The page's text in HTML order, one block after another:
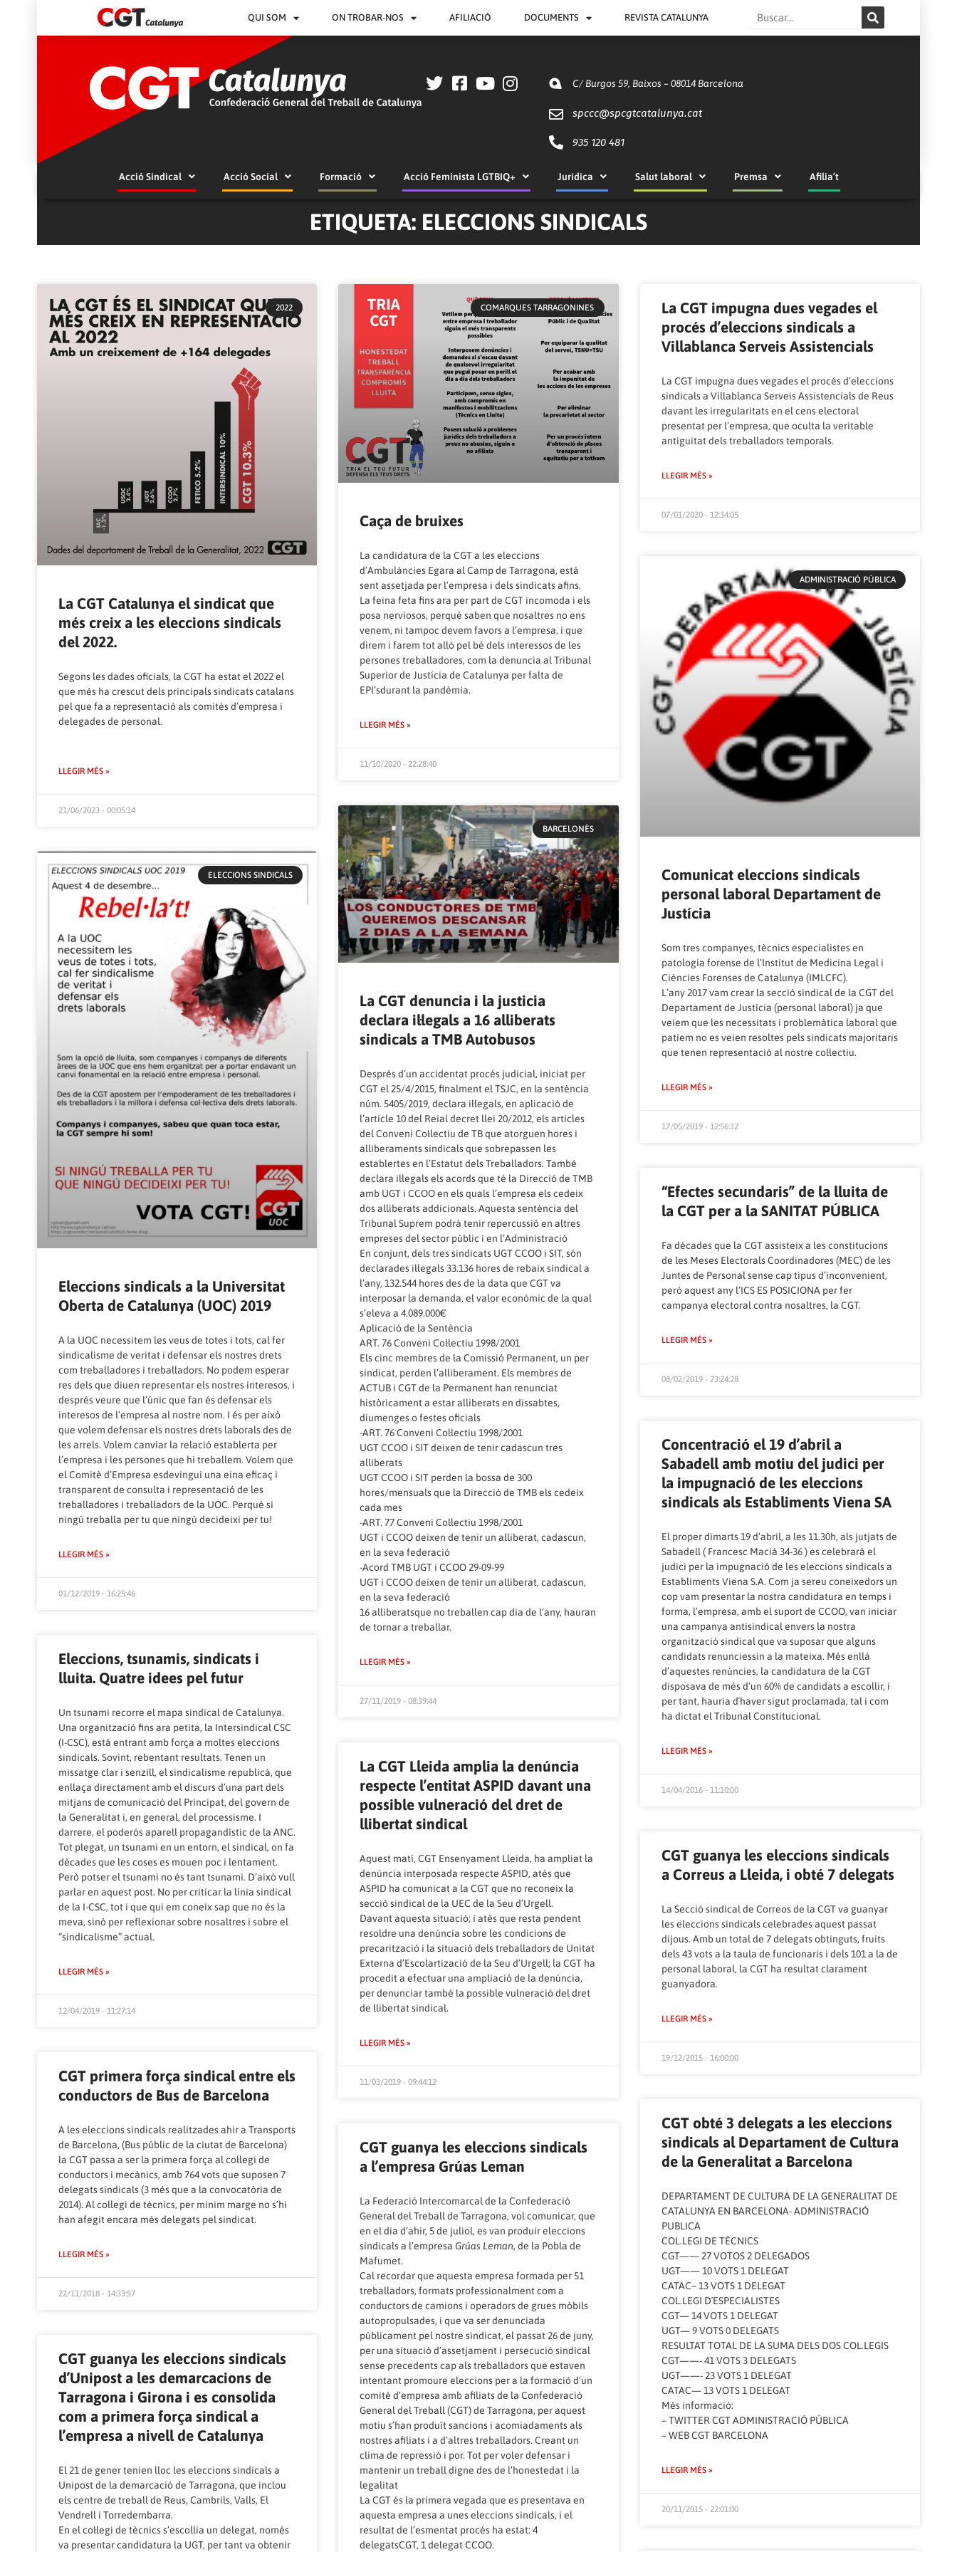
QUI SOM ON TROBAR-NOS AFILIACIÓ DOCUMENTS REVISTA CATALUNYA Search
C/ Burgos 59, Baixos – 08014 Barcelona
spccc@spcgtcatalunya.cat
935 120 481
Acció Sindical Acció Social Formació Acció Feminista LGTBIQ+ Jurídica Salut laboral Premsa Afilia’t
ETIQUETA: ELECCIONS SINDICALS
2022
La CGT Catalunya el sindicat que
més creix a les eleccions sindicals
del 2022.
Segons les dades oficials, la CGT ha estat el 2022 el
que més ha crescut dels principals sindicats catalans
pel que fa a representació als comitès d’empresa i
delegades de personal.
LLEGIR MÉS »
21/06/2023 - 00:05:14
COMARQUES TARRAGONINES
Caça de bruixes
La candidatura de la CGT a les eleccions
d’Ambulàncies Egara al Camp de Tarragona, està
sent assetjada per l’empresa i dels sindicats afins.
La feina feta fins ara per part de CGT incomoda i els
posa nerviosos, perquè saben que nosaltres no ens
venem, ni tampoc devem favors a l’empresa, i que
direm i farem tot allò pel bé dels interessos de les
persones treballadores, com la denuncia al Tribunal
Superior de Justícia de Catalunya per falta de
EPI’sdurant la pandèmia.
LLEGIR MÉS »
11/10/2020 - 22:28:40
La CGT impugna dues vegades el
procés d’eleccions sindicals a
Villablanca Serveis Assistencials
La CGT impugna dues vegades el procés d’eleccions
sindicals a Villablanca Serveis Assistencials de Reus
davant les irregularitats en el cens electoral
presentat per l’empresa, que oculta la veritable
antiguitat dels treballadors temporals.
LLEGIR MÉS »
07/01/2020 - 12:34:05
ELECCIONS SINDICALS
Eleccions sindicals a la Universitat
Oberta de Catalunya (UOC) 2019
A la UOC necessitem les veus de totes i tots, cal fer
sindicalisme de veritat i defensar els nostres drets
com treballadores i treballadors. No podem esperar
res dels que diuen representar els nostres interesos, i
després veure que l’únic que fan és defensar els
interesos de l’empresa al nostre nom. I és per això
que volem defensar els nostres drets laborals des de
les arrels. Volem canviar la relació establerta per
l’empresa i les persones que hi treballem. Volem que
el Comitè d’Empresa esdevingui una eina eficaç i
transparent de consulta i representació de les
treballadores i treballadors de la UOC. Perquè si
ningú treballa per tu que ningú decideixi per tu!
LLEGIR MÉS »
01/12/2019 - 16:25:46
BARCELONÈS
La CGT denuncia i la justicia
declara il·legals a 16 alliberats
sindicals a TMB Autobusos
Després d’un accidentat procés judicial, iniciat per
CGT el 25/4/2015, finalment el TSJC, en la sentència
núm. 5405/2019, declara il·legals, en aplicació de
l’article 10 del Reial decret llei 20/2012, els articles
del Conveni Col·lectiu de TB que atorguen hores i
alliberaments sindicals que sobrepassen les
establertes en l’Estatut dels Treballadors. També
declara il·legals els acords que té la Direcció de TMB
amb UGT i CCOO en els quals l’empresa els cedeix
dos alliberats addicionals. Aquesta sentència del
Tribunal Suprem podrà tenir repercussió en altres
empreses del sector públic i en l’Administració
En conjunt, dels tres sindicats UGT CCOO i SIT, són
declarades il·legals 33.136 hores de rebaix sindical a
l’any, 132.544 hores des de la data que CGT va
interposar la demanda, el valor econòmic de la qual
s’eleva a 4.089.000€
Aplicació de la Sentència
ART. 76 Conveni Col·lectiu 1998/2001
Els cinc membres de la Comissió Permanent, un per
sindicat, perden l’alliberament. Els membres de
ACTUB i CGT de la Permanent han renunciat
històricament a estar alliberats en dissabtes,
diumenges o festes oficials
-ART. 76 Conveni Col·lectiu 1998/2001
UGT CCOO i SIT deixen de tenir cadascun tres
alliberats
UGT CCOO i SIT perden la bossa de 300
hores/mensuals que la Direcció de TMB els cedeix
cada mes
-ART. 77 Conveni Col·lectiu 1998/2001
UGT i CCOO deixen de tenir un alliberat, cadascun,
en la seva federació
-Acord TMB UGT i CCOO 29-09-99
UGT i CCOO deixen de tenir un alliberat, cadascun,
en la seva federació
16 alliberatsque no treballen cap dia de l’any, hauran
de tornar a treballar.
LLEGIR MÉS »
27/11/2019 - 08:39:44
ADMINISTRACIÓ PÚBLICA
Comunicat eleccions sindicals
personal laboral Departament de
Justícia
Som tres companyes, tècnics especialistes en
patologia forense de l’Institut de Medicina Legal i
Ciències Forenses de Catalunya (IMLCFC).
L’any 2017 vam crear la secció sindical de la CGT del
Departament de Justícia (personal laboral) ja que
veiem que les necessitats i problemàtica laboral que
patíem no es veien resoltes pels sindicats majoritaris
que tenen representació al nostre col·lectiu.
LLEGIR MÉS »
17/05/2019 - 12:56:32
Eleccions, tsunamis, sindicats i
lluita. Quatre idees pel futur
Un tsunami recorre el mapa sindical de Catalunya.
Una organització fins ara petita, la Intersindical CSC
(I-CSC), està entrant amb força a moltes eleccions
sindicals. Sovint, rebentant resultats. Tenen un
missatge clar i senzill, el sindicalisme republicà, que
enllaça directament amb el discurs d’una part dels
mitjans de comunicació del Principat, del govern de
la Generalitat i, en general, del processisme. I
darrere, el poderós aparell propagandístic de la ANC.
Tot plegat, un tsunami en un entorn, el sindical, on fa
dècades que les coses es mouen poc i lentament.
Però potser el tsunami no és tant tsunami. D’això vull
parlar en aquest post. No per criticar la línia sindical
de la I-CSC, tot i que qui em coneix sap que no és la
meva, sinó per reflexionar sobre nosaltres i sobre el
“sindicalisme” actual.
LLEGIR MÉS »
12/04/2019 - 11:27:14
La CGT Lleida amplia la denúncia
respecte l’entitat ASPID davant una
possible vulneració del dret de
llibertat sindical
Aquest matí, CGT Ensenyament Lleida, ha ampliat la
denúncia interposada respecte ASPID, atès que
ASPID ha comunicat a la CGT que no reconeix la
secció sindical de la UEC de la Seu d’Urgell.
Davant aquesta situació; i atès que resta pendent
resoldre una denúncia sobre les condicions de
precarització i la situació dels treballadors de Unitat
Externa d’Escolartizació de la Seu d’Urgell; la CGT ha
procedit a efectuar una ampliació de la denúncia,
per denunciar també la possible vulneració del dret
de llibertat sindical.
LLEGIR MÉS »
11/03/2019 - 09:44:12
“Efectes secundaris” de la lluita de
la CGT per a la SANITAT PÚBLICA
Fa dècades que la CGT assisteix a les constitucions
de les Meses Electorals Coordinadores (MEC) de les
Juntes de Personal sense cap tipus d’inconvenient,
però aquest any l’ICS ES POSICIONA per fer
campanya electoral contra nosaltres, la CGT.
LLEGIR MÉS »
08/02/2019 - 23:24:28
CGT primera força sindical entre els
conductors de Bus de Barcelona
A les eleccions sindicals realitzades ahir a Transports
de Barcelona, (Bus públic de la ciutat de Barcelona)
la CGT passa a ser la primera força al col·legi de
conductors i mecànics, amb 764 vots que suposen 7
delegats sindicals (3 més que a la convocatòria de
2014). Al col·legi de tècnics, per mínim marge no s’hi
han afegit encara més delegats pel sindicat.
LLEGIR MÉS »
22/11/2018 - 14:33:57
CGT guanya les eleccions sindicals
a l’empresa Grúas Leman
La Federació Intercomarcal de la Confederació
General del Treball de Tarragona, vol comunicar, que
en el dia d’ahir, 5 de juliol, es van produir eleccions
sindicals a l’empresa Grúas Leman, de la Pobla de
Mafumet.
Cal recordar que aquesta empresa formada per 51
treballadors, formats professionalment com a
conductors de camions i operadors de grues mòbils
autopropulsades, i que va ser denunciada
públicament pel nostre sindicat, el passat 26 de juny,
per una situació d’assetjament i persecució sindical
sense precedents cap als treballadors que estaven
intentant promoure eleccions per a la formació d’un
comitè d’empresa amb afiliats de la Confederació
General del Treball (CGT) de Tarragona, per aquest
motiu s’han produït sancions i acomiadaments als
nostres afiliats i a d’altres treballadors. Creant un
clima de repressió i por. Tot per voler defensar i
mantenir un treball digne des de l’honestedat i la
legalitat
La CGT és la primera vegada que es presentava en
aquesta empresa a unes eleccions sindicals, i el
resultat de l’esmentat procés ha estat: 4
delegatsCGT, 1 delegat CCOO.
Concentració el 19 d’abril a
Sabadell amb motiu del judici per
la impugnació de les eleccions
sindicals als Establiments Viena SA
El proper dimarts 19 d’abril, a les 11.30h, als jutjats de
Sabadell ( Francesc Macià 34-36 ) es celebrarà el
judici per la impugnació de les eleccions sindicals a
Establiments Viena S.A. Com ja sereu coneixedors un
cop vam presentar la nostra candidatura en temps i
forma, l’empresa, amb el suport de CCOO, van iniciar
una campanya antisindical envers la nostra
organització sindical que va suposar que alguns
candidats renunciessin a la mateixa. Més enllà
d’aquestes renúncies, la candidatura de la CGT
disposava de més d’un 60% de candidats a escollir, i
per tant, hauria d´haver sigut proclamada, tal i com
ha dictat el Tribunal Constitucional.
LLEGIR MÉS »
14/04/2016 - 11:10:00
CGT guanya les eleccions sindicals
d’Unipost a les demarcacions de
Tarragona i Girona i es consolida
com a primera força sindical a
l’empresa a nivell de Catalunya
El 21 de gener tenien lloc les eleccions sindicals a
Unipost de la demarcació de Tarragona, que inclou
els centre de treball de Reus, Cambrils, Valls, El
Vendrell i Torredembarra.
En el col·legi de tècnics s’escollia un delegat, només
va presentar candidatura la UGT, per tant va obtenir
CGT guanya les eleccions sindicals
a Correus a Lleida, i obté 7 delegats
La Secció sindical de Correos de la CGT va guanyar
les eleccions sindicals celebrades aquest passat
dijous. Amb un total de 7 delegats obtinguts, fruits
dels 43 vots a la taula de funcionaris i dels 101 a la de
personal laboral, la CGT ha resultat clarament
guanyadora.
LLEGIR MÉS »
19/12/2015 - 16:00:00
CGT obté 3 delegats a les eleccions
sindicals al Departament de Cultura
de la Generalitat a Barcelona
DEPARTAMENT DE CULTURA DE LA GENERALITAT DE
CATALUNYA EN BARCELONA- ADMINISTRACIÓ
PUBLICA
COL.LEGI DE TÈCNICS
CGT—— 27 VOTOS 2 DELEGADOS
UGT—— 10 VOTS 1 DELEGAT
CATAC– 13 VOTS 1 DELEGAT
COL.LEGI D´ESPECIALISTES
CGT— 14 VOTS 1 DELEGAT
UGT— 9 VOTS 0 DELEGATS
RESULTAT TOTAL DE LA SUMA DELS DOS COL.LEGIS
CGT——- 41 VOTS 3 DELEGATS
UGT——- 23 VOTS 1 DELEGAT
CATAC— 13 VOTS 1 DELEGAT
Més informació:
–TWITTER CGT ADMINISTRACIÓ PÚBLICA
–WEB CGT BARCELONA
LLEGIR MÉS »
20/11/2015 - 22:01:00